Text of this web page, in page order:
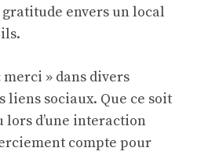
envers un local
» dans divers
liens sociaux. Que ce soit
lors d’une interaction
compte pour